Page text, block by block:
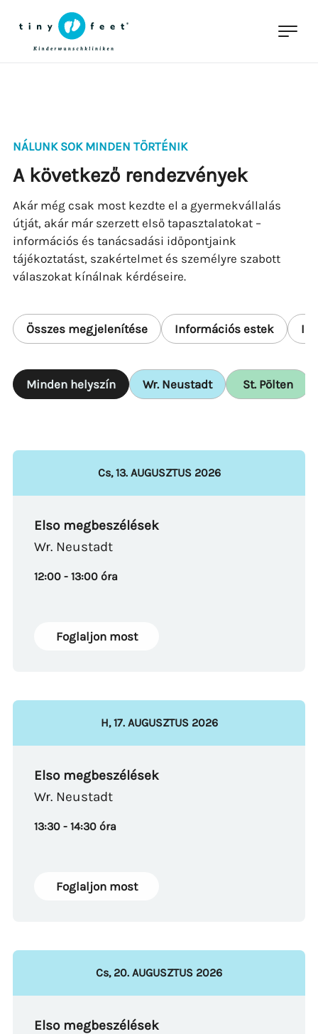
NÁLUNK SOK MINDEN TÖRTÉNIK
A következő rendezvények
Akár még csak most kezdte el a gyermekvállalás
útját, akár már szerzett első tapasztalatokat –
információs és tanácsadási időpontjaink
tájékoztatást, szakértelmet és személyre szabott
válaszokat kínálnak kérdéseire.
Összes megjelenítése Információs estek
Minden helyszín Wr. Neustadt St. Pölten
Cs,13. AUGUSZTUS2026
Elso megbeszélések
Wr. Neustadt
12:00 - 13:00 óra
Foglaljon most
H,17. AUGUSZTUS2026
Elso megbeszélések
Wr. Neustadt
13:30 - 14:30 óra
Foglaljon most
Cs, 20. AUGUSZTUS 2026
Elso megbeszélések